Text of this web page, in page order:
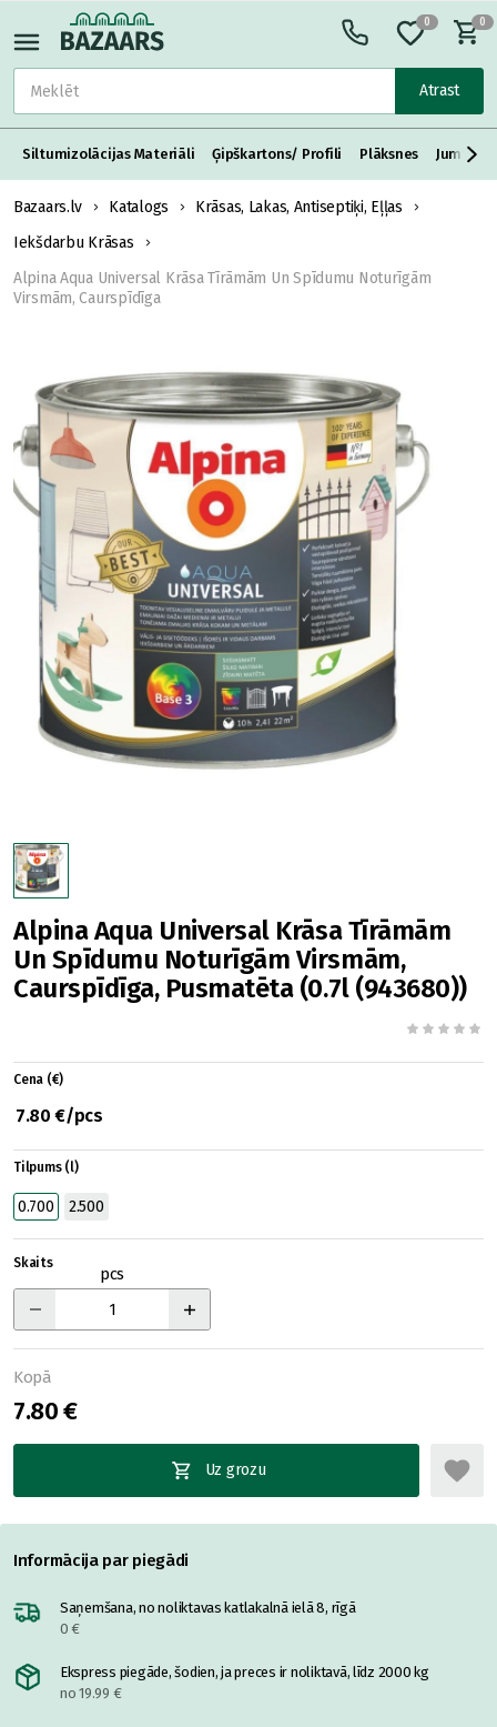
Atrast
0 0
Siltumizolācijas Materiāli Ģipškartons/ Profili Plāksnes Jumta
Bazaars.lv Katalogs
Krāsas, Lakas, Antiseptiķi, Eļļas
Iekšdarbu Krāsas
Alpina Aqua Universal Krāsa Tīrāmām Un Spīdumu Noturīgām
Virsmām, Caurspīdīga
Alpina Aqua Universal Krāsa Tīrāmām
Un Spīdumu Noturīgām Virsmām,
Caurspīdīga, Pusmatēta (0.7l (943680))
Cena (€)
7.80 €/pcs
Tilpums (l)
0.700 2.500
Skaits
pcs
Kopā
7.80 €
Uz grozu
Informācija par piegādi
Saņemšana, no noliktavas katlakalnā ielā 8, rīgā
0 €
Ekspress piegāde, šodien, ja preces ir noliktavā, līdz 2000 kg
no 19.99 €